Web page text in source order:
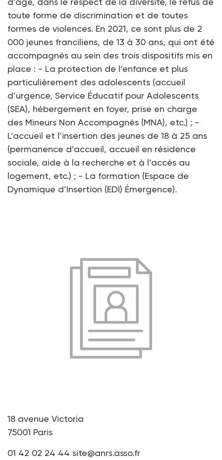
toute forme de discrimination et de toutes
formes de violences. En 2021, ce sont plus de 2
000 jeunes franciliens, de 13 à 30 ans, qui ont été
accompagnés au sein des trois dispositifs mis en
place : - La protection de l’enfance et plus
particulièrement des adolescents (accueil
d’urgence, Service Éducatif pour Adolescents
(SEA), hébergement en foyer, prise en charge
des Mineurs Non Accompagnés (MNA), etc.) ; -
L’accueil et l’insertion des jeunes de 18 à 25 ans
(permanence d’accueil, accueil en résidence
sociale, aide à la recherche et à l’accès au
logement, etc.) ; - La formation (Espace de
Dynamique d’Insertion (EDI) Émergence).
18 avenue Victoria
75001 Paris
01 42 02 24 44 site@anrs.asso.fr